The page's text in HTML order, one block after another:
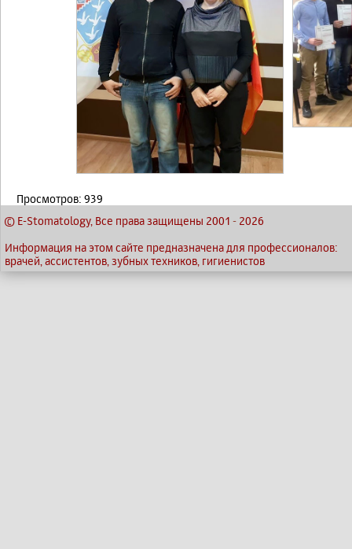
Просмотров: 939
© E-Stomatology, Все права защищены 2001 - 2026
Информация на этом сайте предназначена для профессионалов:
врачей, ассистентов, зубных техников, гигиенистов